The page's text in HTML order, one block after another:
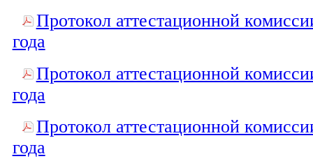
Протокол аттестационной
года
Протокол аттестационной
года
Протокол аттестационной
года